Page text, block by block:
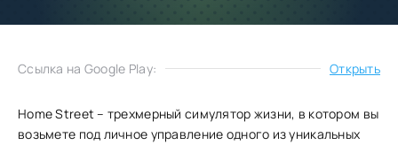
Ссылка на Google Play: Открыть
Home Street – трехмерный симулятор жизни, в котором вы
возьмете под личное управление одного из уникальных